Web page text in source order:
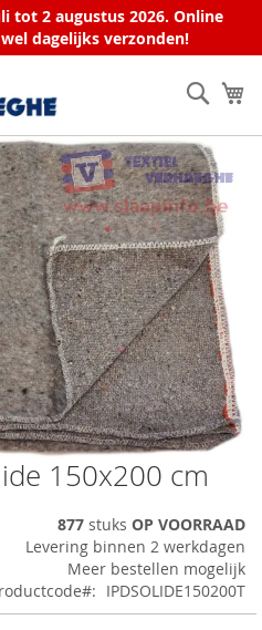
tot 2 augustus 2026. Online
dagelijks verzonden!
Zoek
150x200 cm
877 stuks OP VOORRAAD
Levering binnen 2 werkdagen
Meer bestellen mogelijk
IPDSOLIDE150200T